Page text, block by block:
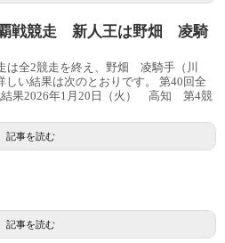
覇戦競走 新人王は野畑 凌騎
は全2競走を終え、野畑 凌騎手（川
い結果は次のとおりです。 第40回全
果2026年1月20日（火） 高知 第4競
記事を読む
記事を読む